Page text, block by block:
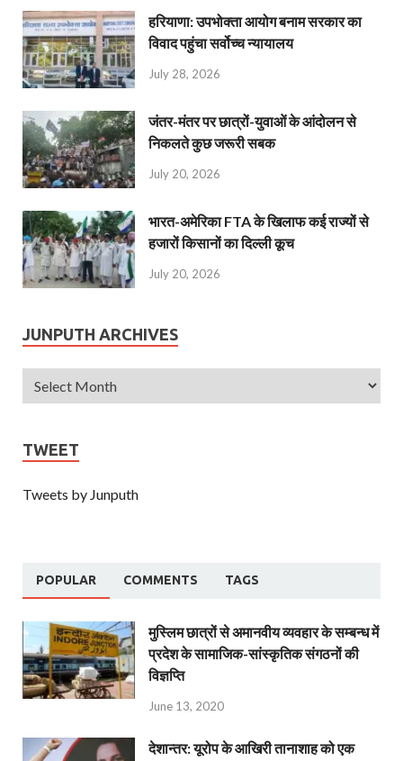
हरियाणा: उपभोक्ता आयोग बनाम सरकार का
विवाद पहुंचा सर्वोच्च न्यायालय
July 28, 2026
जंतर-मंतर पर छात्रों-युवाओं के आंदोलन से
निकलते कुछ जरूरी सबक
July 20, 2026
भारत-अमेरिका FTA के खिलाफ कई राज्यों से
हजारों किसानों का दिल्ली कूच
July 20, 2026
JUNPUTH ARCHIVES
TWEET
Tweets by Junputh
POPULAR COMMENTS TAGS
मुस्लिम छात्रों से अमानवीय व्यवहार के सम्बन्ध में
प्रदेश के सामाजिक-सांस्कृतिक संगठनों की
विज्ञप्ति
June 13, 2020
देशान्‍तर: यूरोप के आखिरी तानाशाह को एक